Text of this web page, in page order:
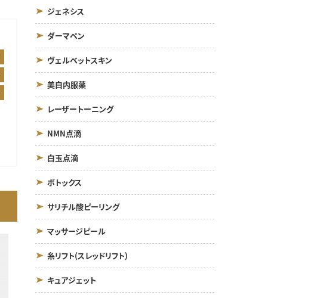
ジェネシス
ダーマペン
ヴェルベットスキン
美白内服薬
レーザートーニング
NMN点滴
白玉点滴
ボトックス
サリチル酸ピーリング
マッサージピール
糸リフト(スレッドリフト)
キュアジェット